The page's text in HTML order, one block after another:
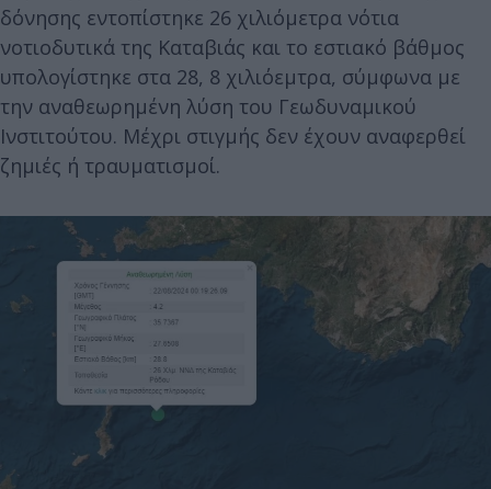
δόνησης εντοπίστηκε 26 χιλιόμετρα νότια
νοτιοδυτικά της Καταβιάς και το εστιακό βάθμος
υπολογίστηκε στα 28, 8 χιλιόεμτρα, σύμφωνα με
την αναθεωρημένη λύση του Γεωδυναμικού
Ινστιτούτου. Μέχρι στιγμής δεν έχουν αναφερθεί
ζημιές ή τραυματισμοί.